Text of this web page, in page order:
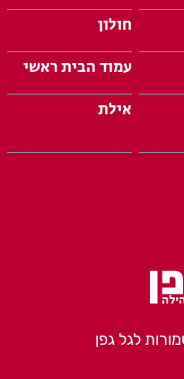
חולון
עמוד הבית ראשי
אילת